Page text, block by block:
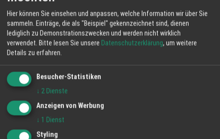
Hier können Sie einsehen und anpassen, welche Information wir über Sie
sammeln. Einträge, die als "Beispiel" gekennzeichnet sind, dienen
lediglich zu Demonstrationszwecken und werden nicht wirklich
verwendet. Bitte lesen Sie unsere Datenschutzerklärung, um weitere
Details zu erfahren.
Besucher-Statistiken
↓ 2 Dienste
Anzeigen von Werbung
↓ 1 Dienst
Styling